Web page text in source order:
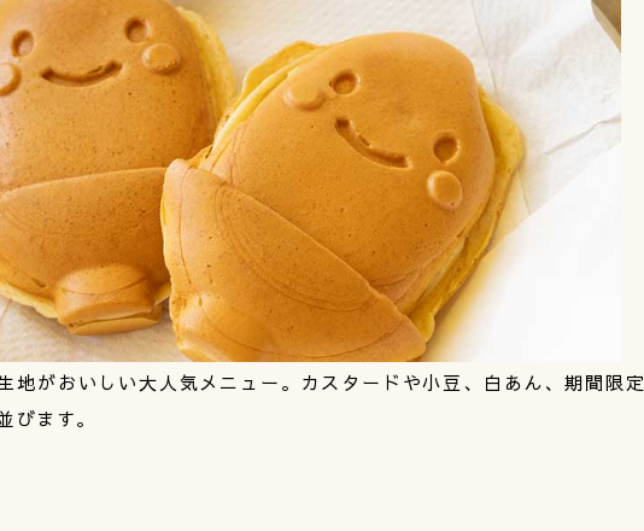
地がおいしい大人気メニュー。カスタードや小豆、白あん、期間限定
びます。